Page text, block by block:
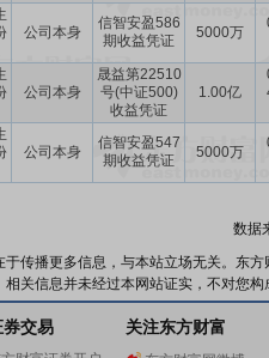
公司本身
信智安盈586
期收益凭证
5000万
公司本身
晟益第22510
号(中证500)
收益凭证
1.00亿
公司本身
信智安盈547
期收益凭证
5000万
数据
传播更多信息，与本站立场无关。东
关信息并未经过本网站证实，不对您
券交易 关注东方财富